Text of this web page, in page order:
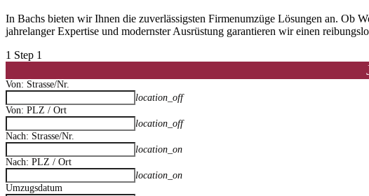
In Bachs bieten wir Ihnen die zuverlässigsten Firmenumzüge Lösungen an. Ob
jahrelanger Expertise und modernster Ausrüstung garantieren wir einen
1 Step 1
Von: Strasse/Nr.
location_off
Von: PLZ / Ort
location_off
Nach: Strasse/Nr.
location_on
Nach: PLZ / Ort
location_on
Umzugsdatum